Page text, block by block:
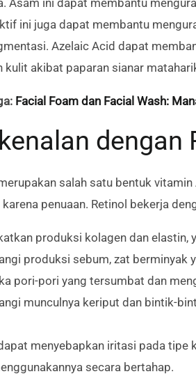
ini juga dapat membantu
Azelaic Acid dapat
kulit akibat paparan sianar
Facial Foam dan Facial Wash:
dengan
salah satu bentuk
penuaan. Retinol bekerja
produksi kolagen dan
produksi sebum, zat
pori-pori yang tersumbat dan
munculnya keriput dan bintik-
menyebapkan iritasi pada tipe
secara bertahap.